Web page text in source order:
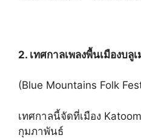
2. เทศกาลเพลงพื้นเมืองบลู
(Blue Mountains Folk
เทศกาลนี้จัดที่เมือง
กุมภาพันธ์